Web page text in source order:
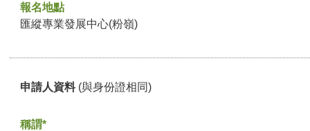
報名地點
匯縱專業發展中心(粉嶺)
申請人資料 (與身份證相同)
稱謂*